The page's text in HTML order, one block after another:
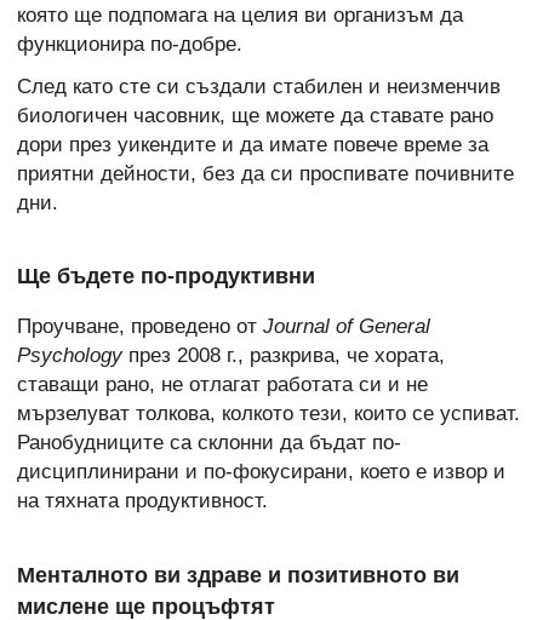
която ще подпомага на целия ви организъм да
функционира по-добре.
След като сте си създали стабилен и неизменчив
биологичен часовник, ще можете да ставате рано
дори през уикендите и да имате повече време за
приятни дейности, без да си проспивате почивните
дни.
Ще бъдете по-продуктивни
Проучване, проведено от Journal of General
Psychologyпрез 2008 г., разкрива, че хората,
ставащи рано, не отлагат работата си и не
мързелуват толкова, колкото тези, които се успиват.
Ранобудниците са склонни да бъдат по-
дисциплинирани и по-фокусирани, което е извор и
на тяхната продуктивност.
Менталното ви здраве и позитивното ви
мислене ще процъфтят